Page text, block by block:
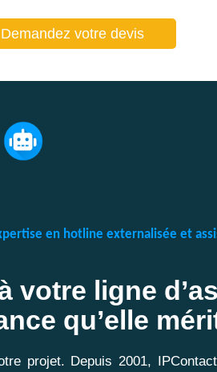
Demandez votre devis
en hotline externalisée et
votre ligne
qu’elle
projet. Depuis 2001,